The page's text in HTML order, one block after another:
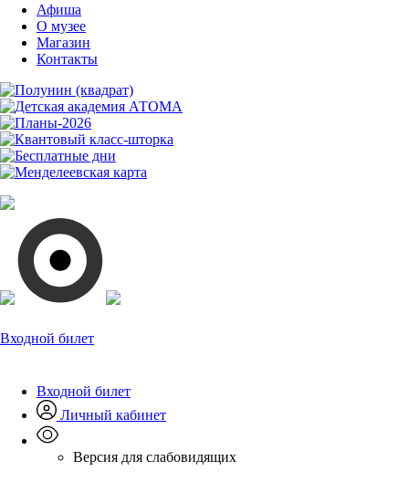
Афиша
О музее
Магазин
Контакты
Входной билет
Входной билет
Личный кабинет
Версия для слабовидящих